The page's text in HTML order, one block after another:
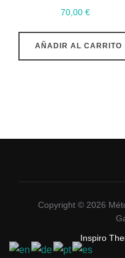
70,00€
AÑADIR AL CARRITO
Copyright © 2026
Inspiro